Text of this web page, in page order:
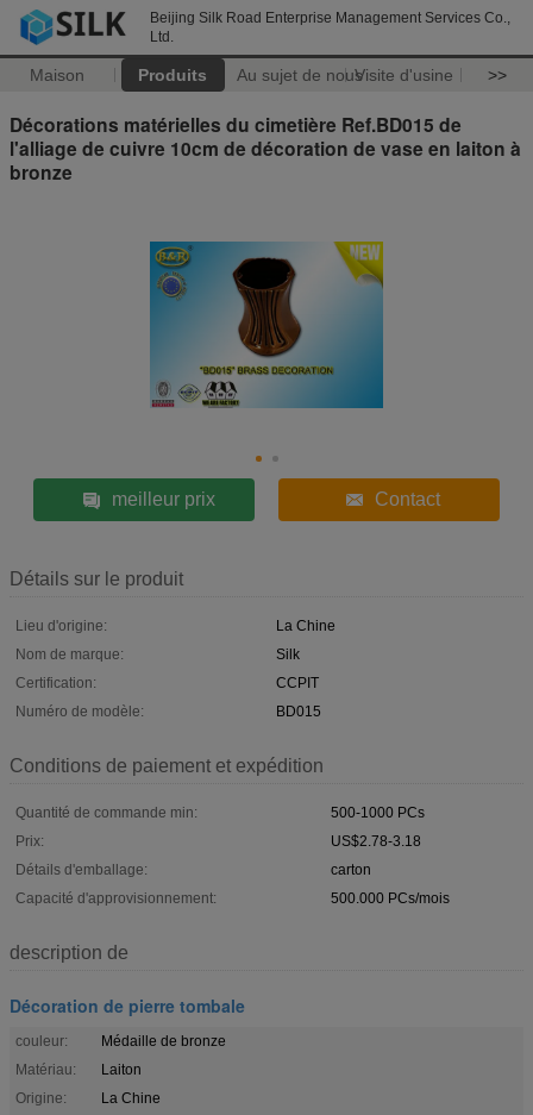
Beijing Silk Road Enterprise Management Services Co.,
Ltd.
Maison Produits Au sujet de nousVisite d'usine >>
Décorations matérielles du cimetière Ref.BD015 de
l'alliage de cuivre 10cm de décoration de vase en laiton à
bronze
meilleur prix Contact
Détails sur le produit
Lieu d'origine:
La Chine
Nom de marque:
Silk
Certification:
CCPIT
Numéro de modèle:
BD015
Conditions de paiement et expédition
Quantité de commande min:
500-1000 PCs
Prix:
US$2.78-3.18
Détails d'emballage:
carton
Capacité d'approvisionnement:
500.000 PCs/mois
description de
Décoration de pierre tombale
couleur:
Médaille de bronze
Matériau:
Laiton
Origine:
La Chine